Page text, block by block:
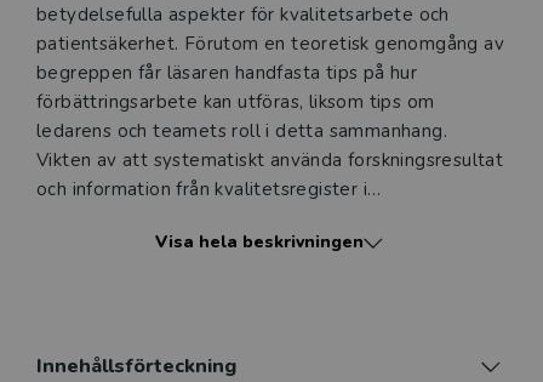
betydelsefulla aspekter för kvalitetsarbete och
patientsäkerhet. Förutom en teoretisk genomgång av
begreppen får läsaren handfasta tips på hur
förbättringsarbete kan utföras, liksom tips om
ledarens och teamets roll i detta sammanhang.
Vikten av att systematiskt använda forskningsresultat
och information från kvalitetsregister i
bedrivas på olika sätt och boken ger många konkreta
avancerad nivå inom hälso- och sjukvårdsutbildningar
Visa hela beskrivningen
Innehållsförteckning